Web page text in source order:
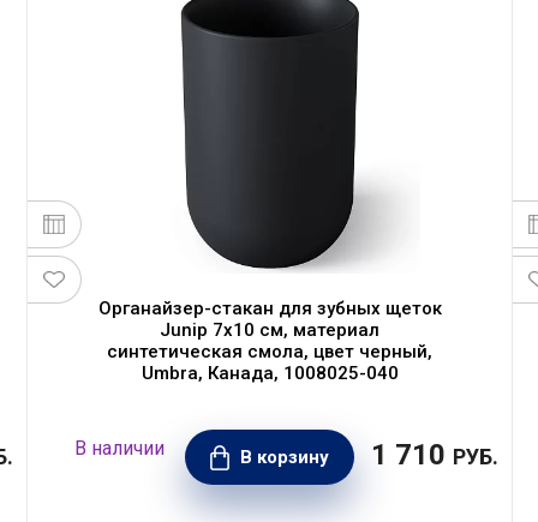
Органайзер-стакан для зубных щеток
Junip 7x10 см, материал
синтетическая смола, цвет черный,
Umbra, Канада, 1008025-040
В корзину 1 710 РУБ.